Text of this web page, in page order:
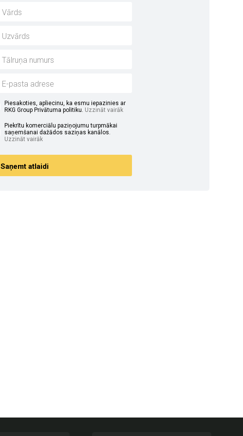
Piesakoties, apliecinu, ka esmu iepazinies ar
RKG Group Privātuma politiku. Uzzināt vairāk
Piekrītu komerciālu paziņojumu turpmākai
saņemšanai dažādos saziņas kanālos.
Uzzināt vairāk
Saņemt atlaidi